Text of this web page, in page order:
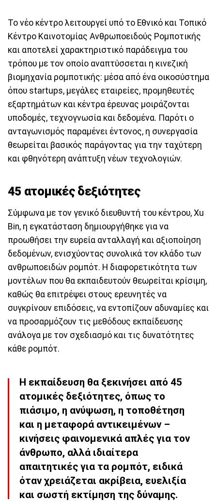
Το νέο κέντρο λειτουργεί υπό το Εθνικό και Τοπικό
Κέντρο Καινοτομίας Ανθρωποειδούς Ρομποτικής
και αποτελεί χαρακτηριστικό παράδειγμα του
τρόπου με τον οποίο αναπτύσσεται η κινεζική
βιομηχανία ρομποτικής: μέσα από ένα οικοσύστημα
όπου startups, μεγάλες εταιρείες, προμηθευτές
εξαρτημάτων και κέντρα έρευνας μοιράζονται
υποδομές, τεχνογνωσία και δεδομένα. Παρότι ο
ανταγωνισμός παραμένει έντονος, η συνεργασία
θεωρείται βασικός παράγοντας για την ταχύτερη
και φθηνότερη ανάπτυξη νέων τεχνολογιών.
45 ατομικές δεξιότητες
Σύμφωνα με τον γενικό διευθυντή του κέντρου, Xu
Bin, η εγκατάσταση δημιουργήθηκε για να
προωθήσει την ευρεία ανταλλαγή και αξιοποίηση
δεδομένων, ενισχύοντας συνολικά τον κλάδο των
ανθρωποειδών ρομπότ. Η διαφορετικότητα των
μοντέλων που θα εκπαιδευτούν θεωρείται κρίσιμη,
καθώς θα επιτρέψει στους ερευνητές να
συγκρίνουν επιδόσεις, να εντοπίζουν αδυναμίες και
να προσαρμόζουν τις μεθόδους εκπαίδευσης
ανάλογα με τον σχεδιασμό και τις δυνατότητες
κάθε ρομπότ.
Η εκπαίδευση θα ξεκινήσει από 45
ατομικές δεξιότητες, όπως το
πιάσιμο, η ανύψωση, η τοποθέτηση
και η μεταφορά αντικειμένων –
κινήσεις φαινομενικά απλές για τον
άνθρωπο, αλλά ιδιαίτερα
απαιτητικές για τα ρομπότ, ειδικά
όταν χρειάζεται ακρίβεια, ευελιξία
και σωστή εκτίμηση της δύναμης.